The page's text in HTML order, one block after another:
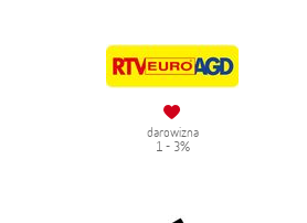
darowizna
1 - 3%